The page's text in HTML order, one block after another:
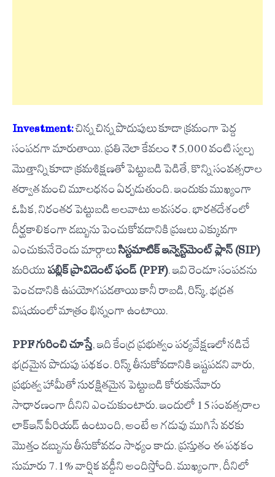
Investment:చిన్న చిన్న పొదుపులు కూడా క్రమంగా పెద్ద
సంపదగా మారుతాయి. ప్రతి నెలా కేవలం ₹5,000 వంటి స్వల్ప
మొత్తాన్ని కూడా క్రమశిక్షణతో పెట్టుబడి పెడితే, కొన్ని సంవత్సరాల
తర్వాత మంచి మూలధనం ఏర్పడుతుంది. ఇందుకు ముఖ్యంగా
ఓపిక, నిరంతర పెట్టుబడి అలవాటు అవసరం. భారతదేశంలో
దీర్ఘకాలికంగా డబ్బును పెంచుకోవడానికి ప్రజలు ఎక్కువగా
ఎంచుకునే రెండు మార్గాలుసిస్టమాటిక్ ఇన్వెస్ట్‌మెంట్ ప్లాన్ (SIP)
మరియు పబ్లిక్ ప్రావిడెంట్ ఫండ్ (PPF). ఇవి రెండూ సంపదను
పెంచడానికి ఉపయోగపడతాయి కానీ రాబడి, రిస్క్, భద్రత
విషయంలో మాత్రం భిన్నంగా ఉంటాయి.
PPF గురించి చూస్తే, ఇది కేంద్ర ప్రభుత్వం పర్యవేక్షణలో నడిచే
భద్రమైన పొదుపు పథకం. రిస్క్ తీసుకోవడానికి ఇష్టపడని వారు,
ప్రభుత్వ హామీతో సురక్షితమైన పెట్టుబడి కోరుకునేవారు
సాధారణంగా దీనిని ఎంచుకుంటారు. ఇందులో 15 సంవత్సరాల
లాక్-ఇన్ పీరియడ్ ఉంటుంది, అంటే ఆ గడువు ముగిసే వరకు
మొత్తం డబ్బును తీసుకోవడం సాధ్యం కాదు. ప్రస్తుతం ఈ పథకం
సుమారు 7.1% వార్షిక వడ్డీని అందిస్తోంది. ముఖ్యంగా, దీనిలో